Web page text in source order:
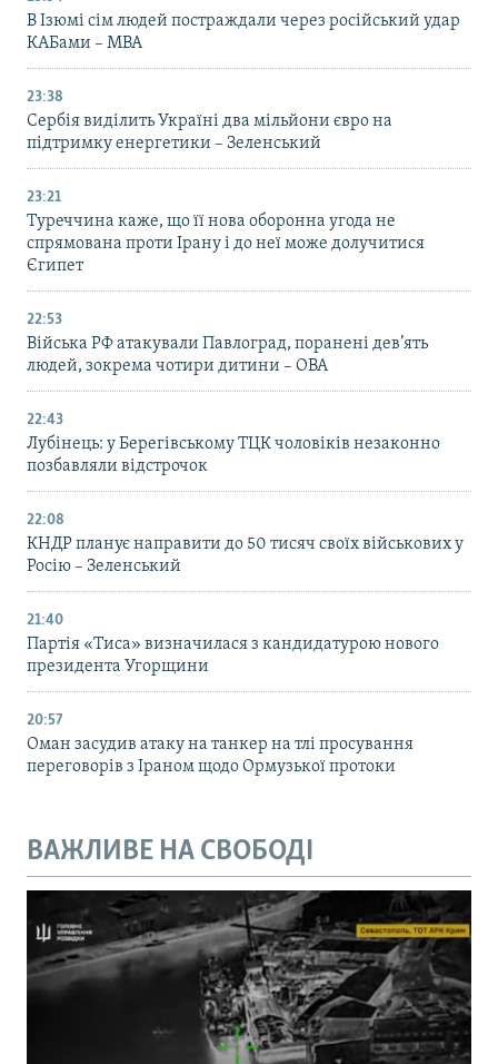
В Ізюмі сім людей постраждали через російський удар
КАБами – МВА
23:38
Сербія виділить Україні два мільйони євро на
підтримку енергетики – Зеленський
23:21
Туреччина каже, що її нова оборонна угода не
спрямована проти Ірану і до неї може долучитися
Єгипет
22:53
Війська РФ атакували Павлоград, поранені дев’ять
людей, зокрема чотири дитини – ОВА
22:43
Лубінець: у Берегівському ТЦК чоловіків незаконно
позбавляли відстрочок
22:08
КНДР планує направити до 50 тисяч своїх військових у
Росію – Зеленський
21:40
Партія «Тиса» визначилася з кандидатурою нового
президента Угорщини
20:57
Оман засудив атаку на танкер на тлі просування
переговорів з Іраном щодо Ормузької протоки
ВАЖЛИВЕ НА СВОБОДІ